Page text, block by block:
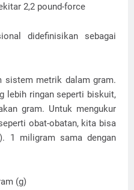
2,2 pound-force
didefinisikan sebagai
sistem metrik dalam gram.
lebih ringan seperti biskuit,
gram. Untuk mengukur
obat-obatan, kita bisa
1 miligram sama dengan
(g)